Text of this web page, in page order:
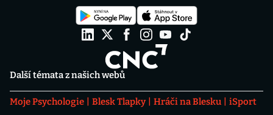
Další témata z našich webů
Moje Psychologie Blesk Tlapky Hráči na Blesku
iSport